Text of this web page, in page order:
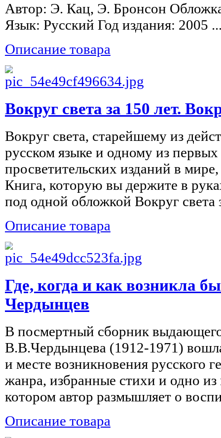
Автор: Э. Кац, Э. Бронсон
Язык: Русский Год издания: 2005
Описание товара
Вокруг света за 150 лет.
Вокруг света, старейшему из
русском языке и одному из
просветительских изданий в
Книга, которую вы держите в
под одной обложкой Вокруг
Описание товара
Где, когда и как возникла
Чердынцев
В посмертный сборник
В.В.Чердынцева (1912-1971)
и месте возникновения русского
жанра, избранные стихи и одно
котором автор размышляет о
Описание товара